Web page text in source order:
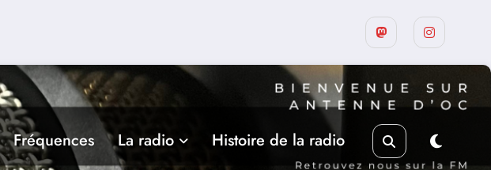
Fréquences La radio Histoire de la radio